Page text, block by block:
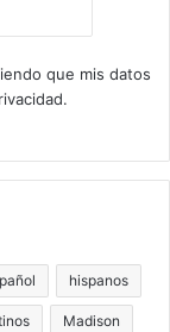
que mis datos
hispanos
Madison